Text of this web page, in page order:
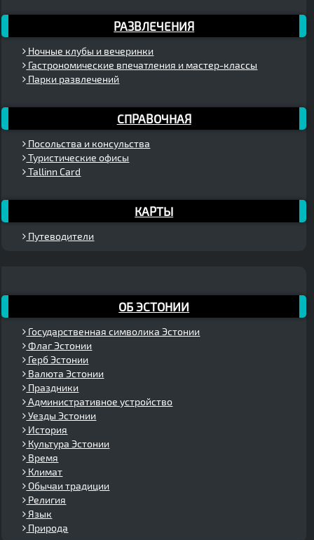
РАЗВЛЕЧЕНИЯ
Ночные клубы и вечеринки
Гастрономические впечатления и мастер-классы
Парки развлечений
СПРАВОЧНАЯ
Посольства и консульства
Туристические офисы
Tallinn Card
КАРТЫ
Путеводители
ОБ ЭСТОНИИ
Государственная символика Эстонии
Флаг Эстонии
Герб Эстонии
Валюта Эстонии
Праздники
Административное устройство
Уезды Эстонии
История
Культура Эстонии
Время
Климат
Обычаи традиции
Религия
Язык
Природа